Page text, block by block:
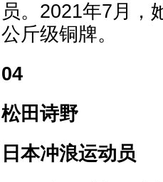
员。2021年7月，
公斤级铜牌。
04
松田诗野
日本冲浪运动员